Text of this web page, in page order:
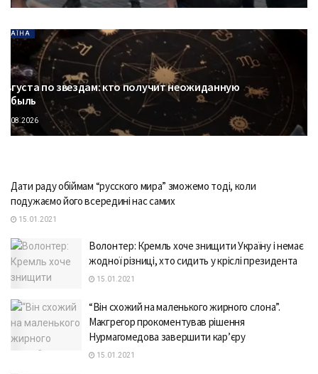
по звездам: кто получит неожиданную
Дати раду обіймам “русского мира” зможемо тоді, коли
подужаємо його всередині нас самих
15.01.2021
Волонтер: Кремль хоче знищити Україну і немає
жодної різниці, хто сидить у кріслі президента
15.01.2021
“Він схожий на маленького жирного слона”.
Макгрегор прокоментував рішення
Нурмагомедова завершити кар’єру
15.01.2021